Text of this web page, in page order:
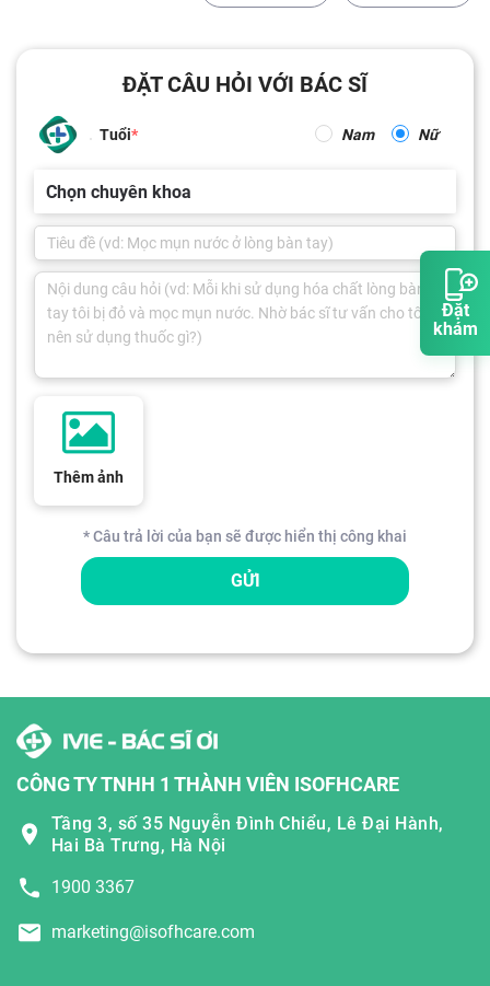
Đặt
khám
ĐẶT CÂU HỎI VỚI BÁC SĨ
Tuổi Nam Nữ
Chọn chuyên khoa
Thêm ảnh
* Câu trả lời của bạn sẽ được hiển thị công khai
GỬI
CÔNG TY TNHH 1 THÀNH VIÊN ISOFHCARE
Tầng 3, số 35 Nguyễn Đình Chiểu, Lê Đại Hành,
Hai Bà Trưng, Hà Nội
1900 3367
marketing@isofhcare.com